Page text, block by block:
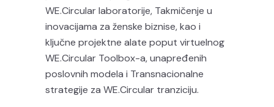
WE.Circular laboratorije, Takmičenje u
inovacijama za ženske biznise, kao i
ključne projektne alate poput virtuelnog
WE.Circular Toolbox-a, unapređenih
poslovnih modela i Transnacionalne
strategije za WE.Circular tranziciju.